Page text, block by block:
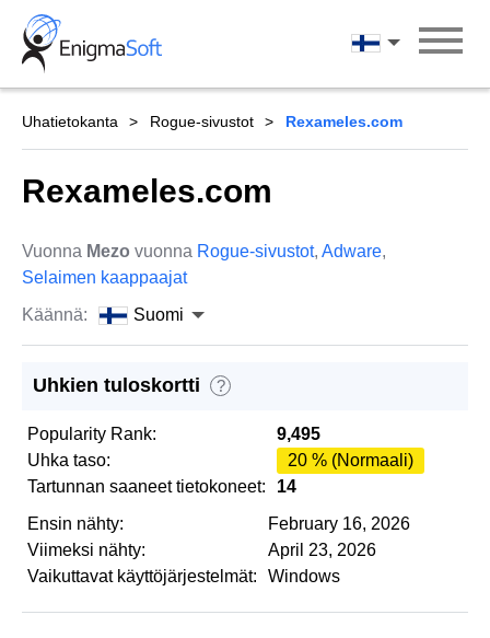
Skip
content
Suomi
Uhatietokanta Rogue-sivustot Rexameles.com
Rexameles.com
Vuonna Mezo vuonna Rogue-sivustot, Adware,
Selaimen kaappaajat
Käännä:
Suomi
Uhkien tuloskortti ?
Popularity Rank:
9,495
Uhka taso:
20 % (Normaali)
Tartunnan saaneet tietokoneet:
14
Ensin nähty:
February 16, 2026
Viimeksi nähty:
April 23, 2026
Vaikuttavat käyttöjärjestelmät:
Windows